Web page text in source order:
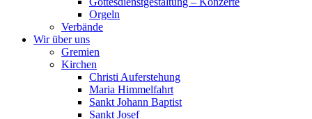
Orgeln
Verbände
Wir über uns
Gremien
Kirchen
Christi Auferstehung
Maria Himmelfahrt
Sankt Johann Baptist
Sankt Josef